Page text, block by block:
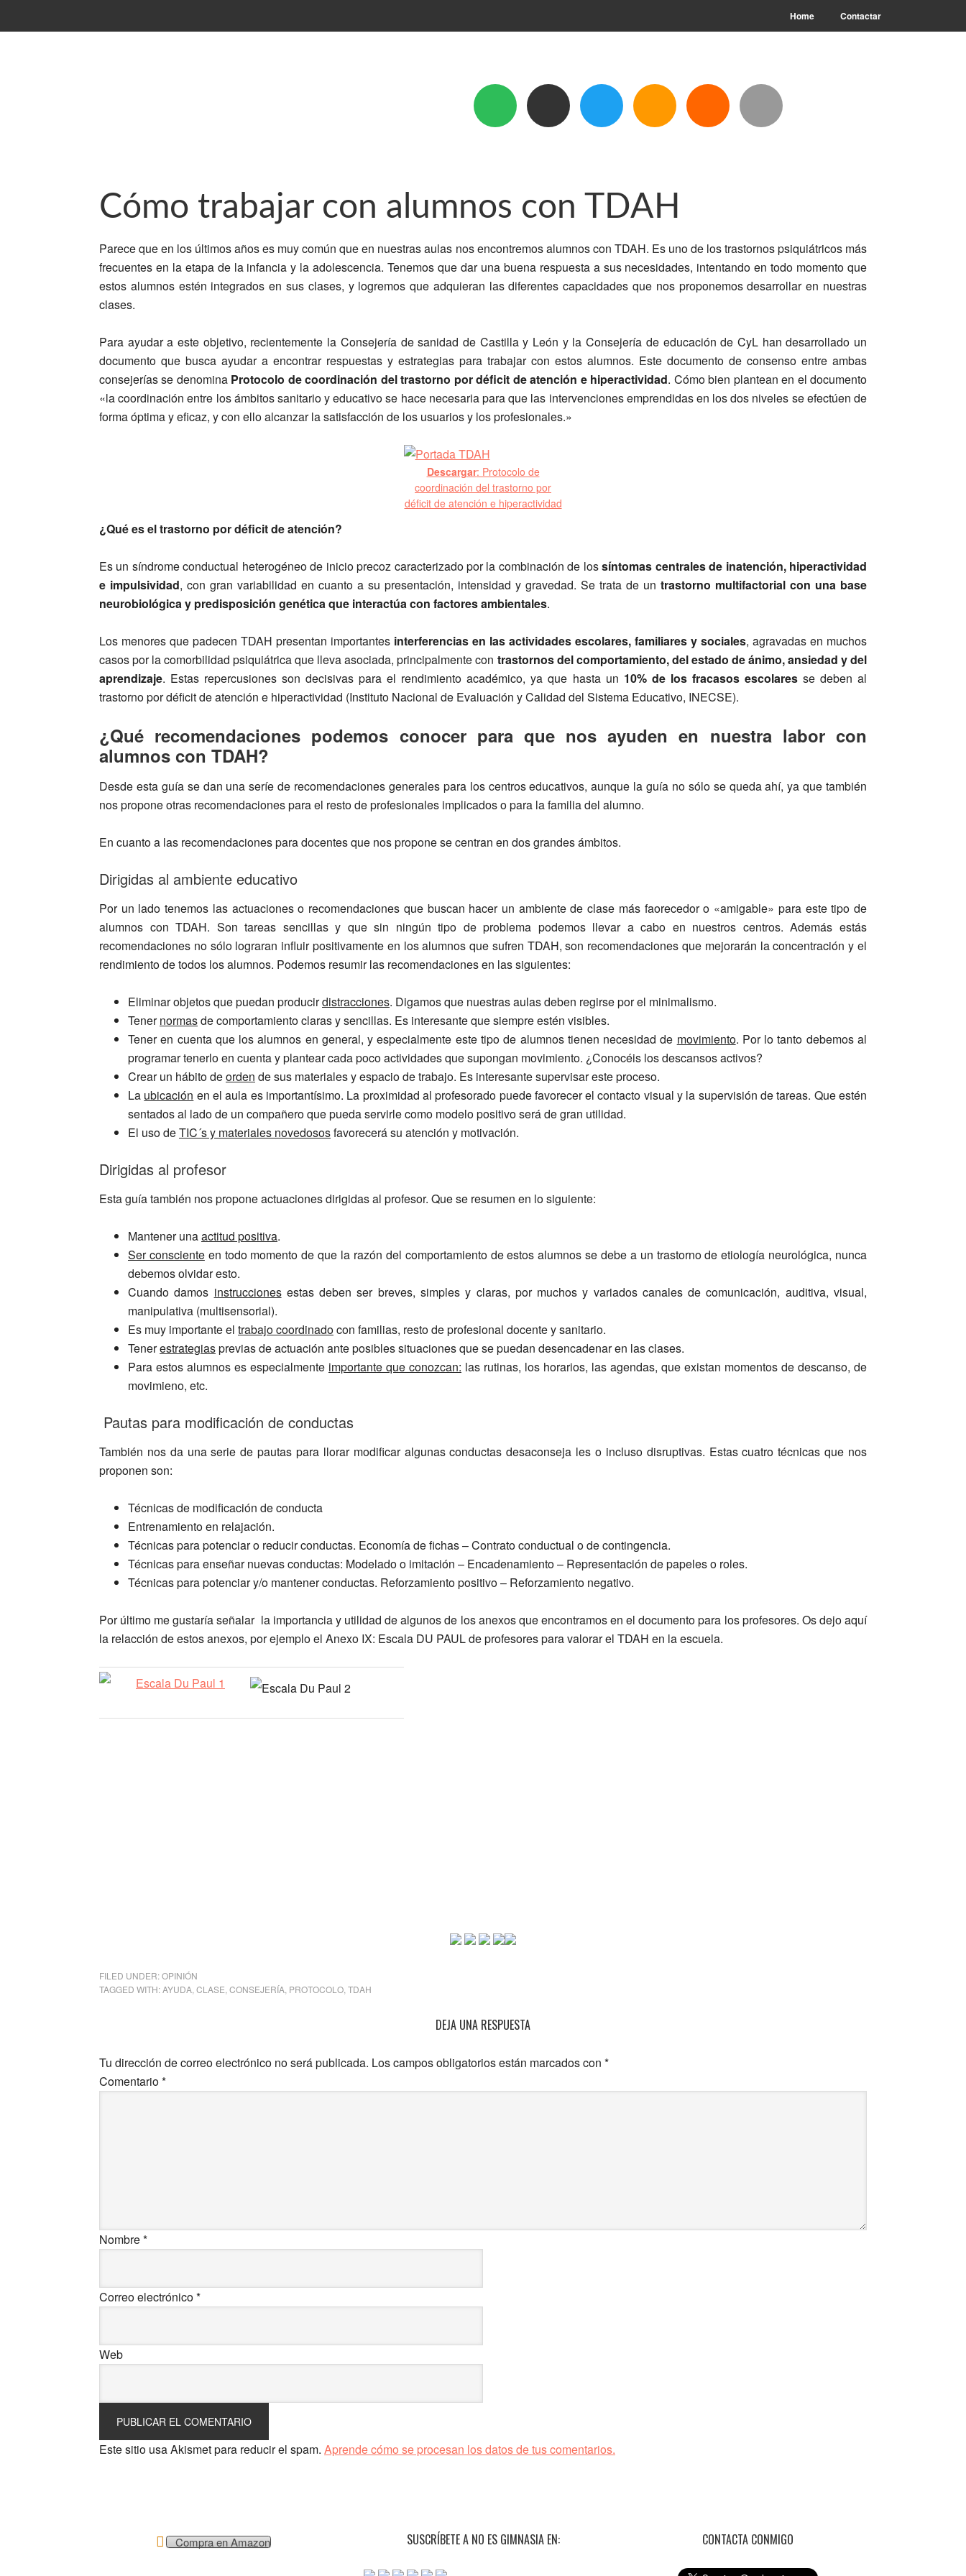
Home Contactar
Cómo trabajar con alumnos con TDAH
Parece que en los últimos años es muy común que en nuestras aulas nos encontremos alumnos con TDAH. Es uno de los trastornos psiquiátricos más
frecuentes en la etapa de la infancia y la adolescencia. Tenemos que dar una buena respuesta a sus necesidades, intentando en todo momento que
estos alumnos estén integrados en sus clases, y logremos que adquieran las diferentes capacidades que nos proponemos desarrollar en nuestras
clases.
Para ayudar a este objetivo, recientemente la Consejería de sanidad de Castilla y León y la Consejería de educación de CyL han desarrollado un
documento que busca ayudar a encontrar respuestas y estrategias para trabajar con estos alumnos. Este documento de consenso entre ambas
consejerías se denomina Protocolo de coordinación del trastorno por déficit de atención e hiperactividad. Cómo bien plantean en el documento
«la coordinación entre los ámbitos sanitario y educativo se hace necesaria para que las intervenciones emprendidas en los dos niveles se efectúen de
forma óptima y eficaz, y con ello alcanzar la satisfacción de los usuarios y los profesionales.»
Descargar: Protocolo de
coordinación del trastorno por
déficit de atención e hiperactividad
¿Qué es el trastorno por déficit de atención?
Es un síndrome conductual heterogéneo de inicio precoz caracterizado por la combinación de lossíntomas centrales de inatención, hiperactividad
e impulsividad, con gran variabilidad en cuanto a su presentación, intensidad y gravedad. Se trata de un trastorno multifactorial con una base
neurobiológica y predisposición genética que interactúa con factores ambientales.
Los menores que padecen TDAH presentan importantes interferencias en las actividades escolares, familiares y sociales, agravadas en muchos
casos por la comorbilidad psiquiátrica que lleva asociada, principalmente con trastornos del comportamiento, del estado de ánimo, ansiedad y del
aprendizaje. Estas repercusiones son decisivas para el rendimiento académico, ya que hasta un 10% de los fracasos escolaresse deben al
trastorno por déficit de atención e hiperactividad (Instituto Nacional de Evaluación y Calidad del Sistema Educativo, INECSE).
¿Qué recomendaciones podemos conocer para que nos ayuden en nuestra labor con
alumnos con TDAH?
Desde esta guía se dan una seríe de recomendaciones generales para los centros educativos, aunque la guía no sólo se queda ahí, ya que también
nos propone otras recomendaciones para el resto de profesionales implicados o para la familia del alumno.
En cuanto a las recomendaciones para docentes que nos propone se centran en dos grandes ámbitos.
Dirigidas al ambiente educativo
Por un lado tenemos las actuaciones o recomendaciones que buscan hacer un ambiente de clase más faorecedor o «amigable» para este tipo de
alumnos con TDAH. Son tareas sencillas y que sin ningún tipo de problema podemos llevar a cabo en nuestros centros. Además estás
recomendaciones no sólo lograran influir positivamente en los alumnos que sufren TDAH, son recomendaciones que mejorarán la concentración y el
rendimiento de todos los alumnos. Podemos resumir las recomendaciones en las siguientes:
Eliminar objetos que puedan producirdistracciones. Digamos que nuestras aulas deben regirse por el minimalismo.
Tenernormasde comportamiento claras y sencillas. Es interesante que siempre estén visibles.
Tener en cuenta que los alumnos en general, y especialmente este tipo de alumnos tienen necesidad de movimiento. Por lo tanto debemos al
programar tenerlo en cuenta y plantear cada poco actividades que supongan movimiento. ¿Conocéis los descansos activos?
Crear un hábito deorden de sus materiales y espacio de trabajo. Es interesante supervisar este proceso.
La ubicación en el aula es importantísimo. La proximidad al profesorado puede favorecer el contacto visual y la supervisión de tareas. Que estén
sentados al lado de un compañero que pueda servirle como modelo positivo será de gran utilidad.
El uso deTIC´s y materiales novedososfavorecerá su atención y motivación.
Dirigidas al profesor
Esta guía también nos propone actuaciones dirigidas al profesor. Que se resumen en lo siguiente:
Mantener unaactitud positiva.
Ser conscienteen todo momento de que la razón del comportamiento de estos alumnos se debe a un trastorno de etiología neurológica, nunca
debemos olvidar esto.
Cuando damos instruccionesestas deben ser breves, simples y claras, por muchos y variados canales de comunicación, auditiva, visual,
manipulativa (multisensorial).
Es muy importante el trabajo coordinadocon familias, resto de profesional docente y sanitario.
Tenerestrategiasprevias de actuación ante posibles situaciones que se puedan desencadenar en las clases.
Para estos alumnos es especialmente importante que conozcan: las rutinas, los horarios, las agendas, que existan momentos de descanso, de
movimieno, etc.
Pautas para modificación de conductas
También nos da una serie de pautas para llorar modificar algunas conductas desaconseja les o incluso disruptivas. Estas cuatro técnicas que nos
proponen son:
Técnicas de modificación de conducta
Entrenamiento en relajación.
Técnicas para potenciar o reducir conductas. Economía de fichas – Contrato conductual o de contingencia.
Técnicas para enseñar nuevas conductas: Modelado o imitación – Encadenamiento – Representación de papeles o roles.
Técnicas para potenciar y/o mantener conductas. Reforzamiento positivo – Reforzamiento negativo.
Por último me gustaría señalar la importancia y utilidad de algunos de los anexos que encontramos en el documento para los profesores. Os dejo aquí
la relacción de estos anexos, por ejemplo el Anexo IX: Escala DU PAUL de profesores para valorar el TDAH en la escuela.
FILED UNDER:OPINIÓN
TAGGED WITH:AYUDA CLASE CONSEJERÍA PROTOCOLO TDAH
DEJA UNA RESPUESTA
Tu dirección de correo electrónico no será publicada. Los campos obligatorios están marcados con *
Comentario*
Nombre*
Correo electrónico*
Web
Este sitio usa Akismet para reducir el spam. Aprende cómo se procesan los datos de tus comentarios.
Compra en Amazon SUSCRÍBETE A NO ES GIMNASIA EN: CONTACTA CONMIGO